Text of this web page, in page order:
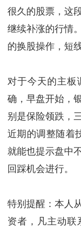
很久的股票，这
继续补涨的行情
的换股操作，短
对于今天的主板
确，早盘开始，
别是保险领跌，
近期的调整随着
就能也提示盘中
回踩机会进行。
特别提醒：本人
资者，凡主动联